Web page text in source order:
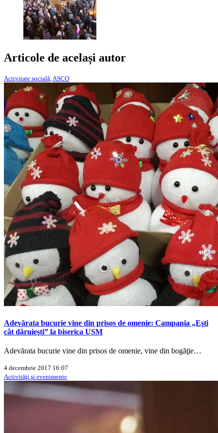
Articole de același autor
Activitate socială,ASCO
Adevărata bucurie vine din prisos de omenie: Campania „Eşti
cât dăruieşti” la biserica USM
Adevărata bucurie vine din prisos de omenie, vine din bogăţie…
4 decembrie 2017 16:07
Activităţi şi evenimente